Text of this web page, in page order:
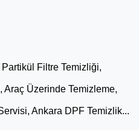
Partikül Filtre Temizliği,
Üzerinde Temizleme,
Ankara DPF Temizlik...